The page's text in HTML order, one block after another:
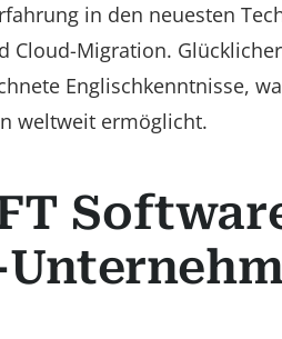
in den neuesten
Cloud-Migration.
Englischkenntnisse,
weltweit ermöglicht.